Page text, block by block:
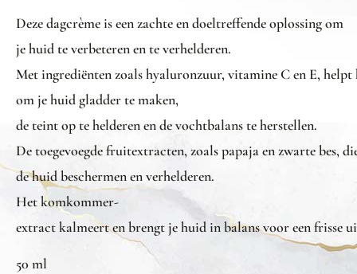
Dezedagcrèmeiseenzachteendoeltreffendeoplossingom
jehuidteverbeterenenteverhelderen.
Metingrediëntenzoalshyaluronzuur, vitamine Cen E, helpt
om jehuid gladdertemaken,
deteintoptehelderenendevochtbalansteherstellen.
Detoegevoegdefruitextracten, zoalspapajaenzwartebes,
dehuidbeschermenenverhelderen.
Hetkomkommer-
extractkalmeertenbrengtjehuidinbalansvooreenfrisse
50 ml